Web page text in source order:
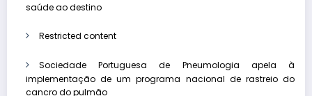
saúde ao destino
Restricted content
Sociedade Portuguesa de Pneumologia apela à
implementação de um programa nacional de rastreio do
cancro do pulmão